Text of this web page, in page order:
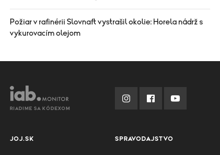
Požiar v rafinérii Slovnaft vystrašil okolie: Horela nádrž s
vykurovacím olejom
RIADIME SA KÓDEXOM
JOJ.SK SPRAVODAJSTVO